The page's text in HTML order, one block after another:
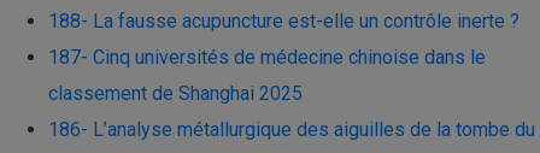
188- La fausse acupuncture est-elle un contrôle inerte ?
187- Cinq universités de médecine chinoise dans le
classement de Shanghai 2025
186- L’analyse métallurgique des aiguilles de la tombe du